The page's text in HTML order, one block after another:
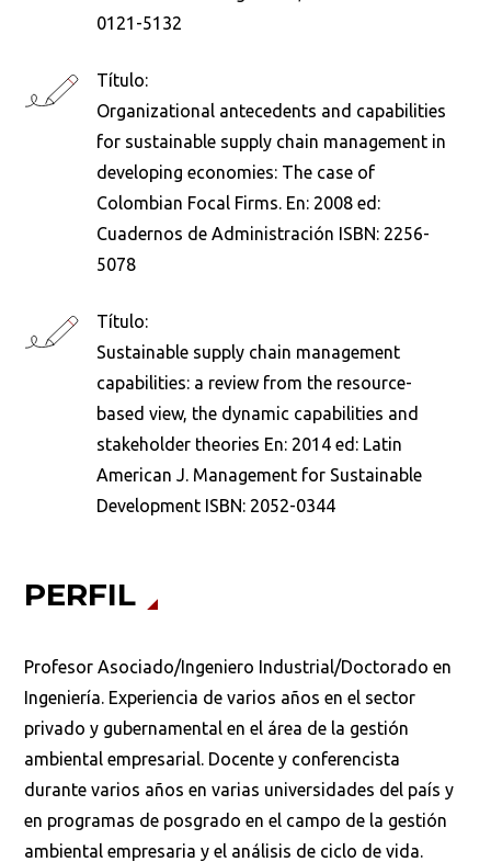
0121-5132
Título:
Organizational antecedents and capabilities
for sustainable supply chain management in
developing economies: The case of
Colombian Focal Firms. En: 2008 ed:
Cuadernos de Administración ISBN: 2256-
5078
Título:
Sustainable supply chain management
capabilities: a review from the resource-
based view, the dynamic capabilities and
stakeholder theories En: 2014 ed: Latin
American J. Management for Sustainable
Development ISBN: 2052-0344
PERFIL
Profesor Asociado/Ingeniero Industrial/Doctorado en
Ingeniería. Experiencia de varios años en el sector
privado y gubernamental en el área de la gestión
ambiental empresarial. Docente y conferencista
durante varios años en varias universidades del país y
en programas de posgrado en el campo de la gestión
ambiental empresaria y el análisis de ciclo de vida.
Busca en la escuela
¿Qué buscas?
Ordenar por: *